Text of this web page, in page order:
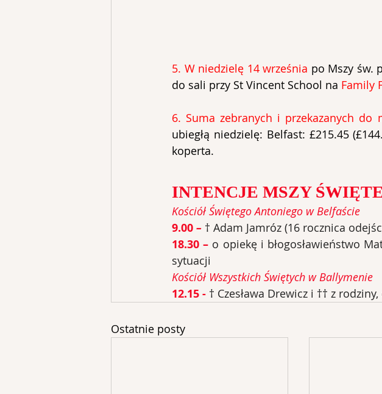
5. W niedzielę 14 września po Mszy św.
do sali przy St Vincent School na Family
6. Suma zebranych i przekazanych do
ubiegłą niedzielę: Belfast: £215.45
koperta.
INTENCJE MSZY
Kościół Świętego Antoniego w Belfaście
9.00 – † Adam Jamróz (16 rocznica
18.30 – o opiekę i błogosławieństwo
sytuacji
Kościół Wszystkich Świętych w Ballymenie
12.15 - † Czesława Drewicz i †† z
Ostatnie posty